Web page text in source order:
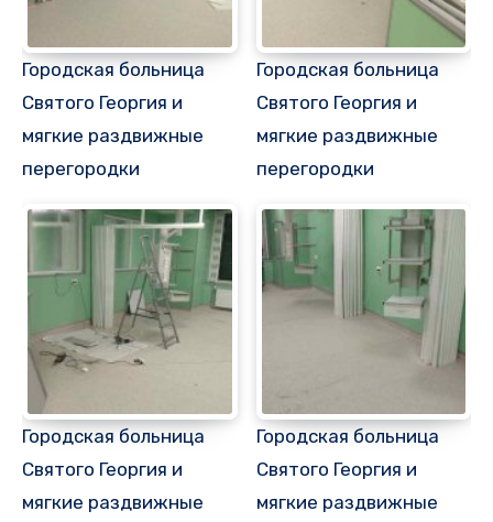
Городская больница
Святого Георгия и
мягкие раздвижные
перегородки
Городская больница
Святого Георгия и
мягкие раздвижные
перегородки
Городская больница
Святого Георгия и
мягкие раздвижные
Городская больница
Святого Георгия и
мягкие раздвижные